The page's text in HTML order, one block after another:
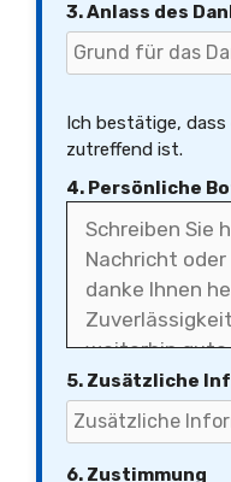
3. Anlass des
Ich bestätige, dass
zutreffend ist.
4. Persönliche
5. Zusätzliche
6. Zustimmung